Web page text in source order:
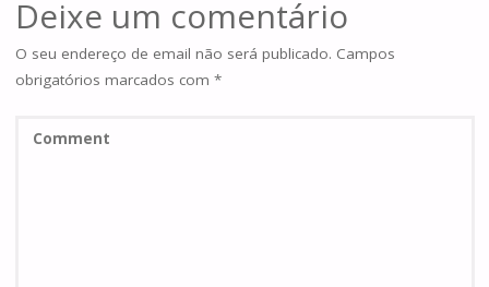
Deixe um comentário
O seu endereço de email não será publicado. Campos
obrigatórios marcados com *